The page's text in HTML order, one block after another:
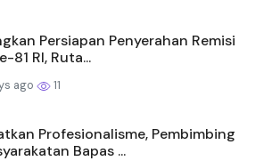
Persiapan Penyerahan Remisi
81 RI, Ruta...
ago 11
Profesionalisme, Pembimbing
Bapas ...